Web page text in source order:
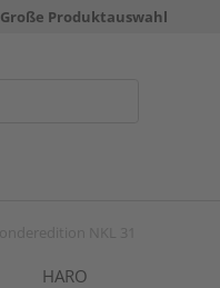
Große Produktauswahl
HARO